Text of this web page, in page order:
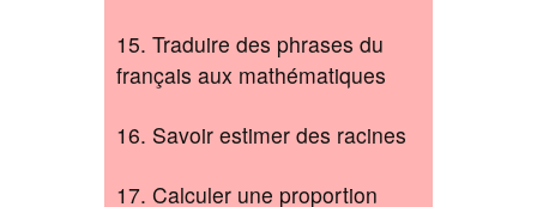
15. Traduire des phrases du
français aux mathématiques
16. Savoir estimer des racines
17. Calculer une proportion